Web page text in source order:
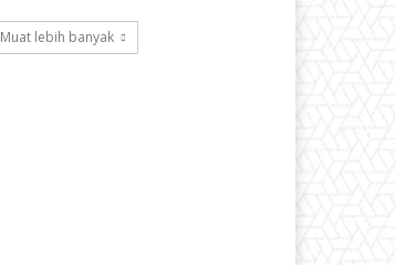
Muat lebih banyak